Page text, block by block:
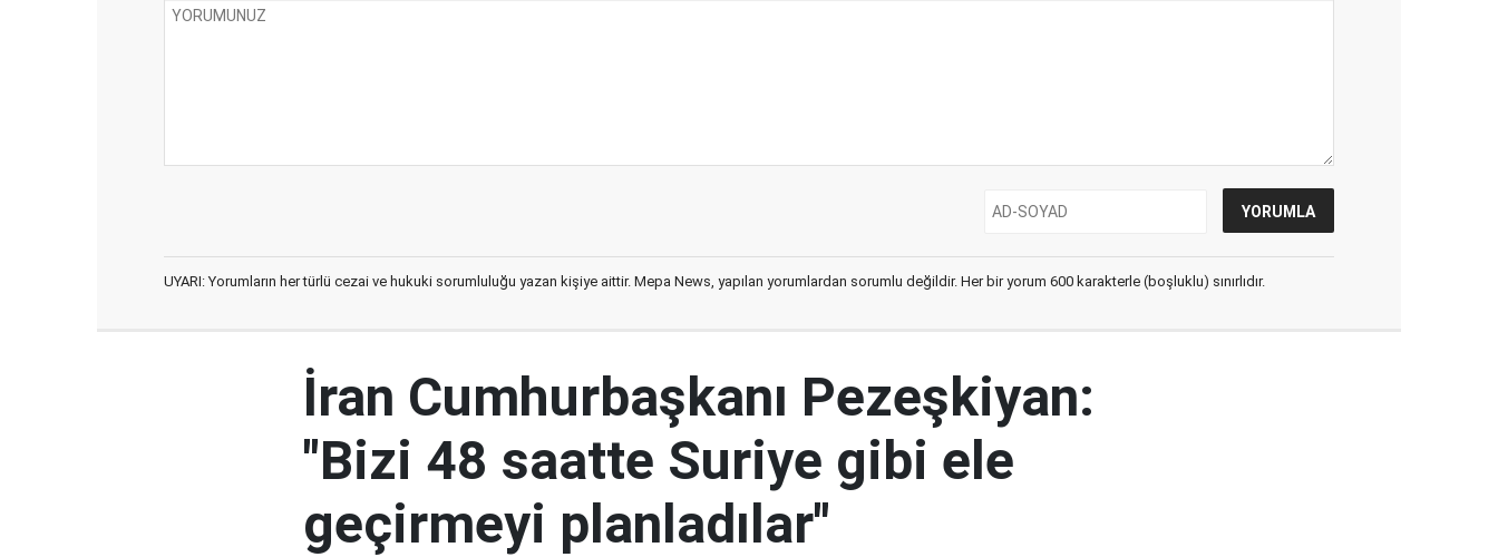
UYARI: Yorumların her türlü cezai ve hukuki sorumluluğu yazan kişiye aittir. Mepa News, yapılan yorumlardan sorumlu değildir. Her bir yorum 600 karakterle (boşluklu) sınırlıdır.
İran Cumhurbaşkanı Pezeşkiyan:
"Bizi 48 saatte Suriye gibi ele
geçirmeyi planladılar"